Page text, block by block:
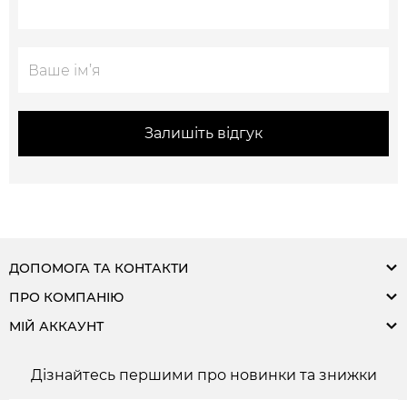
Залишіть відгук
ДОПОМОГА ТА КОНТАКТИ
ПРО КОМПАНІЮ
МІЙ АККАУНТ
Дізнайтесь першими про новинки та знижки